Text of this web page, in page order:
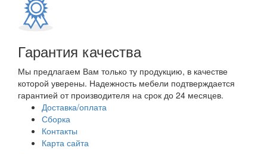
Гарантия качества
Мы предлагаем Вам только ту продукцию, в качестве
которой уверены. Надежность мебели подтверждается
гарантией от производителя на срок до 24 месяцев.
Доставка/оплата
Сборка
Контакты
Карта сайта